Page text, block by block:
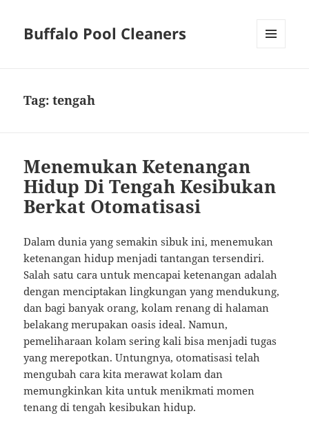
Buffalo Pool Cleaners
Tag:tengah
Menemukan Ketenangan
Hidup Di Tengah Kesibukan
Berkat Otomatisasi
Dalam dunia yang semakin sibuk ini, menemukan
ketenangan hidup menjadi tantangan tersendiri.
Salah satu cara untuk mencapai ketenangan adalah
dengan menciptakan lingkungan yang mendukung,
dan bagi banyak orang, kolam renang di halaman
belakang merupakan oasis ideal. Namun,
pemeliharaan kolam sering kali bisa menjadi tugas
yang merepotkan. Untungnya, otomatisasi telah
mengubah cara kita merawat kolam dan
memungkinkan kita untuk menikmati momen
tenang di tengah kesibukan hidup.